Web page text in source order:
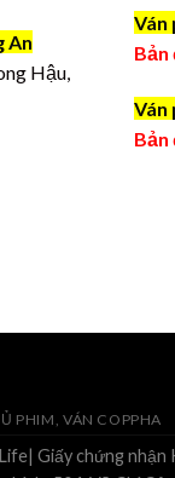
An
Hậu,
Ván
Bản
Ván
Bản
PHIM, VÁN COPPHA
Giấy chứng